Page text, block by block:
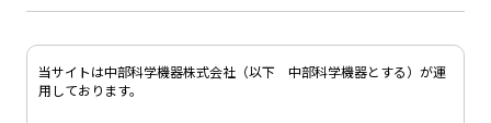
当サイトは中部科学機器株式会社（以下 中部科学機器とする）が運
用しております。